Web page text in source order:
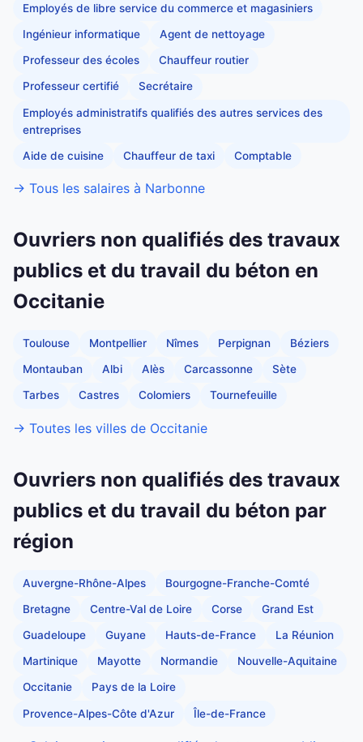
Employés de libre service du commerce et magasiniers
Ingénieur informatique Agent de nettoyage
Professeur des écoles Chauffeur routier
Professeur certifié Secrétaire
Employés administratifs qualifiés des autres services des
entreprises
Aide de cuisine Chauffeur de taxi Comptable
→ Tous les salaires à Narbonne
Ouvriers non qualifiés des travaux
publics et du travail du béton en
Occitanie
Toulouse Montpellier Nîmes Perpignan Béziers
Montauban Albi Alès Carcassonne Sète
Tarbes Castres Colomiers Tournefeuille
→ Toutes les villes de Occitanie
Ouvriers non qualifiés des travaux
publics et du travail du béton par
région
Auvergne-Rhône-Alpes Bourgogne-Franche-Comté
Bretagne Centre-Val de Loire Corse Grand Est
Guadeloupe Guyane Hauts-de-France La Réunion
Martinique Mayotte Normandie Nouvelle-Aquitaine
Occitanie Pays de la Loire
Provence-Alpes-Côte d'Azur Île-de-France